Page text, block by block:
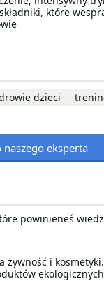
które
dzieci
naszego eksperta
powinieneś
żywność i
ekologicznych